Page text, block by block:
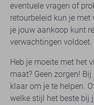
eventuele vragen of
retourbeleid kun je met
je jouw aankoop kunt
verwachtingen voldoet.
Heb je moeite met het
maat? Geen zorgen!
klaar om je te helpen.
welke stijl het beste bij